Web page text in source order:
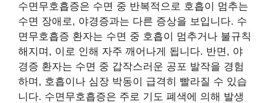
수면무호흡증은 수면 중 반복적으로 호흡이 멈추는
수면 장애로, 야경증과는 다른 증상을 보입니다. 수
면무호흡증 환자는 수면 중 호흡이 멈추거나 불규칙
해지며, 이로 인해 자주 깨어나게 됩니다. 반면, 야
경증 환자는 수면 중 갑작스러운 공포 발작을 경험
하며, 호흡이나 심장 박동이 급격히 빨라질 수 있습
니다. 수면무호흡증은 주로 기도 폐색에 의해 발생